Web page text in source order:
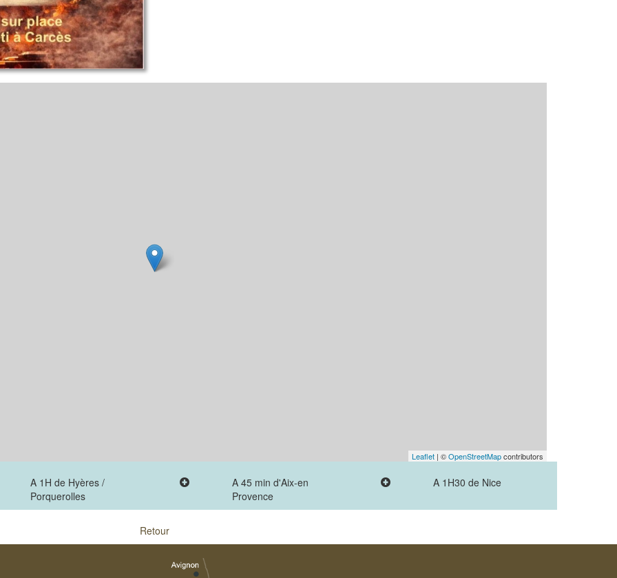
Leaflet | ©OpenStreetMapcontributors
A 1H de Hyères /
Porquerolles
A 45 min d'Aix-en
Provence
A 1H30 de Nice
Retour